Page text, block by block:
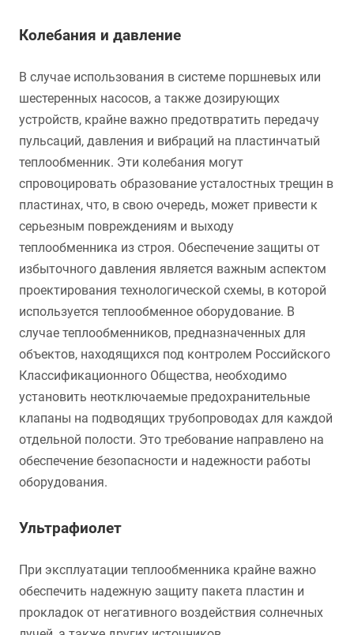
Колебания и давление
В случае использования в системе поршневых или
шестеренных насосов, а также дозирующих
устройств, крайне важно предотвратить передачу
пульсаций, давления и вибраций на пластинчатый
теплообменник. Эти колебания могут
спровоцировать образование усталостных трещин в
пластинах, что, в свою очередь, может привести к
серьезным повреждениям и выходу
теплообменника из строя. Обеспечение защиты от
избыточного давления является важным аспектом
проектирования технологической схемы, в которой
используется теплообменное оборудование. В
случае теплообменников, предназначенных для
объектов, находящихся под контролем Российского
Классификационного Общества, необходимо
установить неотключаемые предохранительные
клапаны на подводящих трубопроводах для каждой
отдельной полости. Это требование направлено на
обеспечение безопасности и надежности работы
оборудования.
Ультрафиолет
При эксплуатации теплообменника крайне важно
обеспечить надежную защиту пакета пластин и
прокладок от негативного воздействия солнечных